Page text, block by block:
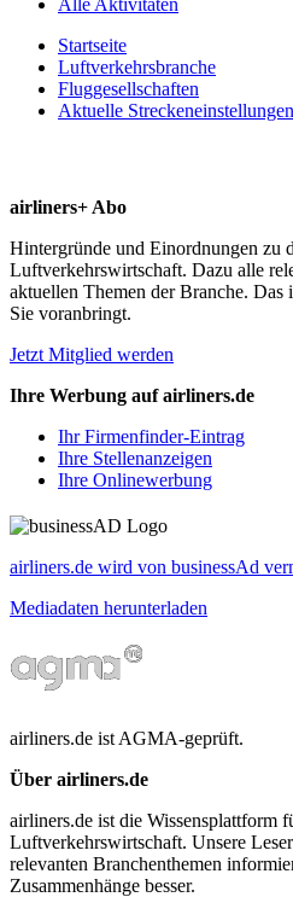
Startseite
Luftverkehrsbranche
Fluggesellschaften
Aktuelle
airliners+ Abo
Hintergründe und Einordnungen zu
Luftverkehrswirtschaft. Dazu alle
aktuellen Themen der Branche.
Sie voranbringt.
Jetzt Mitglied werden
Ihre Werbung auf airliners.de
Ihr Firmenfinder-Eintrag
Ihre Stellenanzeigen
Ihre Onlinewerbung
airliners.de wird von businessAd
Mediadaten herunterladen
airliners.de ist AGMA-geprüft.
Über airliners.de
airliners.de ist die Wissensplattform
Luftverkehrswirtschaft. Unsere
relevanten Branchenthemen
Zusammenhänge besser.